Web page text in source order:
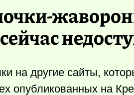
на другие сайты,
опубликованных на